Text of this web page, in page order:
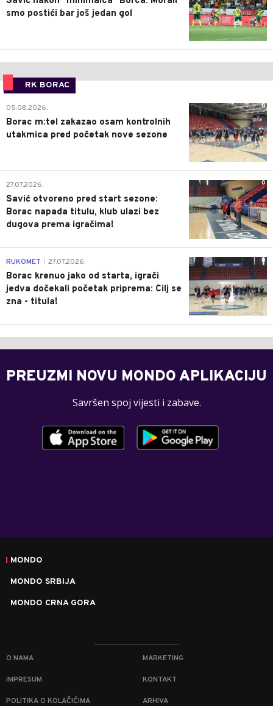
smo postići bar još jedan gol
RK BORAC
0
05.08.2026.
Borac m:tel zakazao osam kontrolnih
utakmica pred početak nove sezone
0
27.07.2026.
Savić otvoreno pred start sezone:
Borac napada titulu, klub ulazi bez
dugova prema igračima!
0
RUKOMET 27.07.2026.
Borac krenuo jako od starta, igrači
jedva dočekali početak priprema: Cilj se
zna - titula!
PREUZMI NOVU MONDO APLIKACIJU
Savršen spoj vijesti i zabave.
MONDO
MONDO SRBIJA
MONDO CRNA GORA
O NAMA MARKETING
IMPRESUM KONTAKT
POLITIKA O KOLAČIĆIMA ARHIVA